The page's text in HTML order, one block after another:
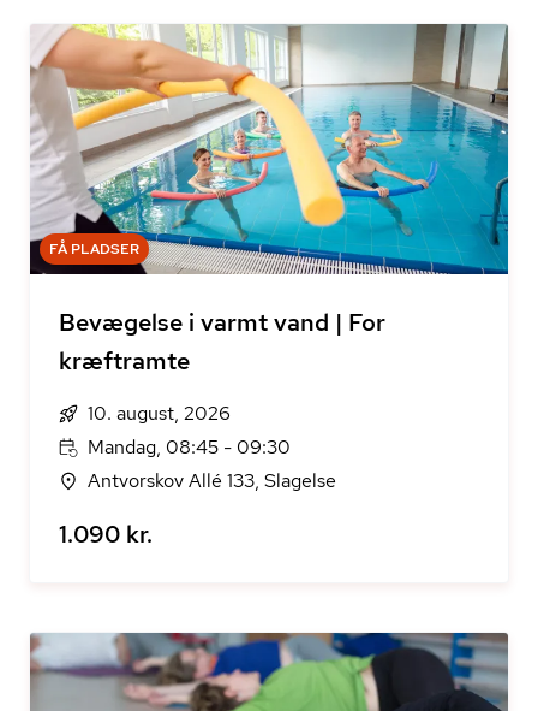
FÅ PLADSER
Bevægelse i varmt vand | For
kræftramte
10. august, 2026
Mandag, 08:45 - 09:30
Antvorskov Allé 133, Slagelse
1.090 kr.